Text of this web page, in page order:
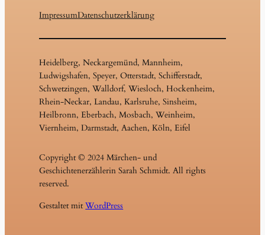
ImpressumDatenschutzerklärung
Heidelberg, Neckargemünd, Mannheim,
Ludwigshafen, Speyer, Otterstadt, Schifferstadt,
Schwetzingen, Walldorf, Wiesloch, Hockenheim,
Rhein-Neckar, Landau, Karlsruhe, Sinsheim,
Heilbronn, Eberbach, Mosbach, Weinheim,
Viernheim, Darmstadt, Aachen, Köln, Eifel
Copyright © 2024 Märchen- und
Geschichtenerzählerin Sarah Schmidt. All rights
reserved.
Gestaltet mitWordPress